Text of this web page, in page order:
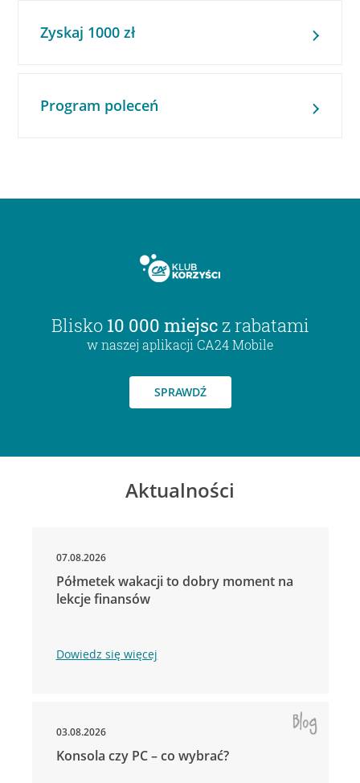
Zyskaj 1000 zł
Program poleceń
Blisko 10 000 miejsc z rabatami
w naszej aplikacji CA24 Mobile
SPRAWDŹ
Aktualności
07.08.2026
Półmetek wakacji to dobry moment na
lekcje finansów
Dowiedz się więcej
03.08.2026
Konsola czy PC – co wybrać?